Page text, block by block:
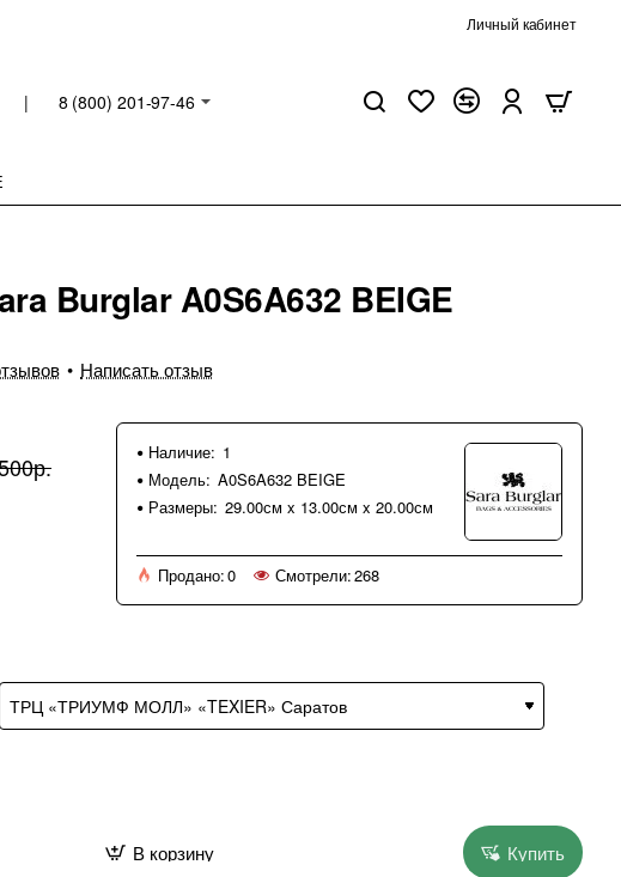
Личный кабинет
| 8 (800) 201-97-46
Burglar A0S6A632 BEIGE
• Написать отзыв
Наличие: 1
Модель: A0S6A632 BEIGE
Размеры: 29.00см x 13.00см x 20.00см
Продано:0 Смотрели:268
В корзину Купить